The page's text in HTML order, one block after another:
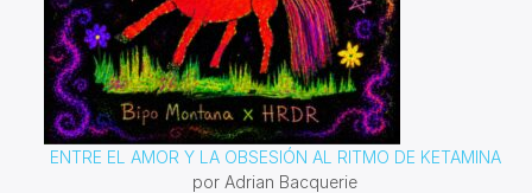
ENTRE EL AMOR Y LA OBSESIÓN AL RITMO DE KETAMINA
por Adrian Bacquerie